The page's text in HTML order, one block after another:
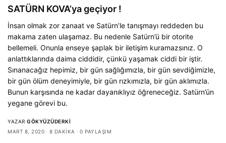
SATÜRN KOVA’ya geçiyor !
İnsan olmak zor zanaat ve Satürn’le tanışmayı reddeden bu
makama zaten ulaşamaz. Bu nedenle Satürn’ü bir otorite
bellemeli. Onunla enseye şaplak bir iletişim kuramazsınız. O
anlattıklarında daima ciddidir, çünkü yaşamak ciddi bir iştir.
Sınanacağız hepimiz, bir gün sağlığımızla, bir gün sevdiğimizle,
bir gün ölüm deneyimiyle, bir gün rızkımızla, bir gün aklımızla.
Bunun karşısında ne kadar dayanıklıyız öğreneceğiz. Satürn’ün
yegane görevi bu.
YAZAR GÖKYÜZÜDERKI
MART 8, 2020
8 DAKIKA 0 PAYLAŞIM